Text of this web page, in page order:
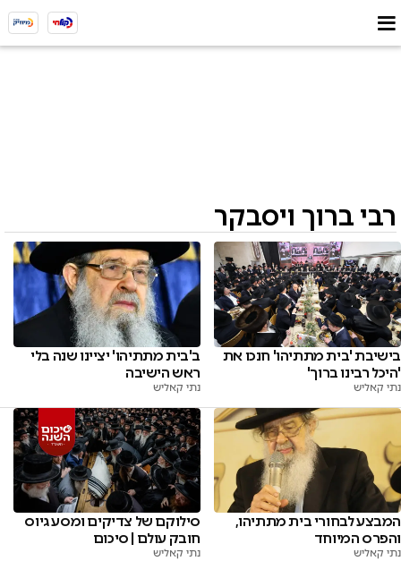
רבי ברוך ויסבקר
בישיבת 'בית מתתיהו' חנכו את
'היכל רבינו ברוך'
נתי קאליש
ב'בית מתתיהו' יציינו שנה בלי
ראש הישיבה
נתי קאליש
המבצע לבחורי בית מתתיהו,
והפרס המיוחד
נתי קאליש
סילוקם של צדיקים ומסע גיוס
חובק עולם | סיכום
נתי קאליש